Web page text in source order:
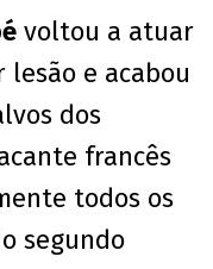
voltou a atuar
e acabou
dos
francês
todos os
segundo